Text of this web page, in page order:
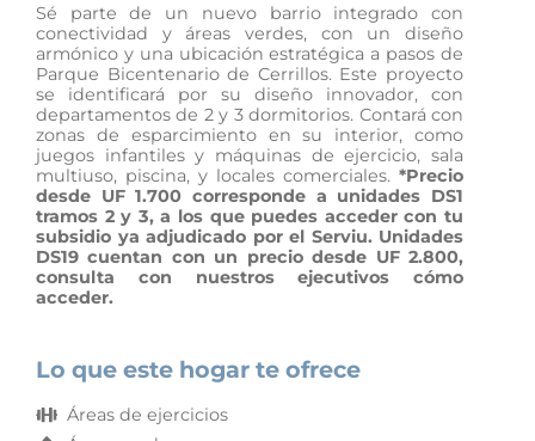
Sé parte de un nuevo barrio integrado con
conectividad y áreas verdes, con un diseño
armónico y una ubicación estratégica a pasos de
Parque Bicentenario de Cerrillos. Este proyecto
se identificará por su diseño innovador, con
departamentos de 2 y 3 dormitorios. Contará con
zonas de esparcimiento en su interior, como
juegos infantiles y máquinas de ejercicio, sala
multiuso, piscina, y locales comerciales. *Precio
desde UF 1.700 corresponde a unidades DS1
tramos 2 y 3, a los que puedes acceder con tu
subsidio ya adjudicado por el Serviu. Unidades
DS19 cuentan con un precio desde UF 2.800,
consulta con nuestros ejecutivos cómo
acceder.
Lo que este hogar te ofrece
Áreas de ejercicios